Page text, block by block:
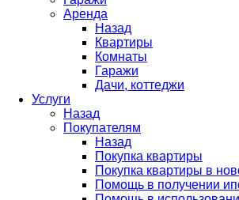
Аренда
Назад
Квартиры
Комнаты
Гаражи
Дачи, коттеджи
Услуги
Назад
Покупателям
Назад
Покупка квартиры
Покупка квартиры в
Помощь в получении